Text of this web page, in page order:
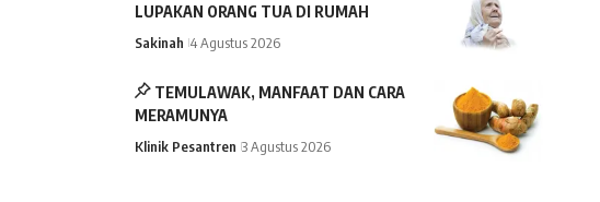
LUPAKAN ORANG TUA DI RUMAH
Sakinah 4 Agustus 2026
TEMULAWAK, MANFAAT DAN CARA
MERAMUNYA
Klinik Pesantren 3 Agustus 2026